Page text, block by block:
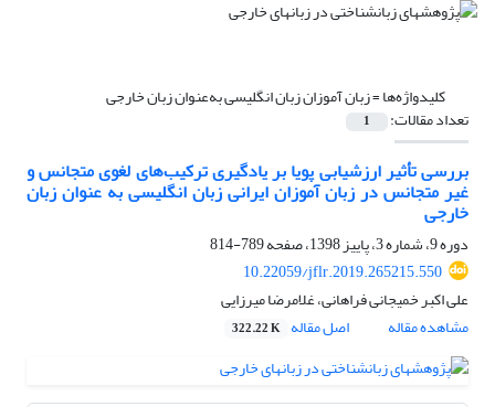
کلیدواژه‌ها =زبان آموزان زبان انگلیسی به‌عنوان زبان خارجی
تعداد مقالات: 1
بررسی تأثیر ارزشیابی پویا بر یادگیری ترکیب‌های لغوی متجانس و
غیر متجانس در زبان آموزان ایرانی زبان انگلیسی به‌ عنوان زبان
خارجی
دوره 9، شماره 3، پاییز 1398، صفحه
789-814
10.22059/jflr.2019.265215.550
علی اکبر خمیجانی فراهانی، غلامرضا میرزایی
مشاهده مقاله
اصل مقاله 322.22 K